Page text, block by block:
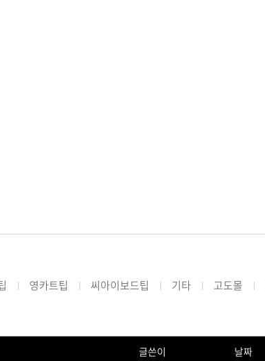
영카트팁 씨아이보드팁 기타 고도몰
글쓴이 날짜